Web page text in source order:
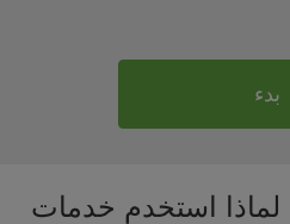
بدء
لماذا استخدم خدمات